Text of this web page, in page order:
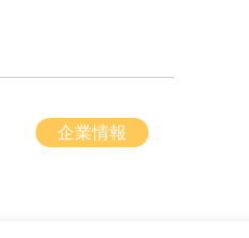
企業情報